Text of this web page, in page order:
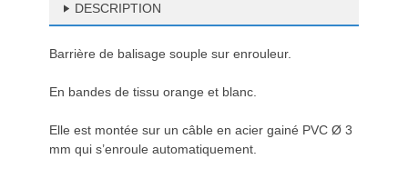
DESCRIPTION
Barrière de balisage souple sur enrouleur.
En bandes de tissu orange et blanc.
Elle est montée sur un câble en acier gainé PVC Ø 3
mm qui s’enroule automatiquement.